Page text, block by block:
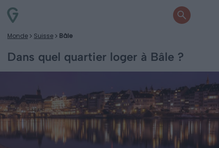
Monde Suisse Bâle
Dans quel quartier loger à Bâle ?